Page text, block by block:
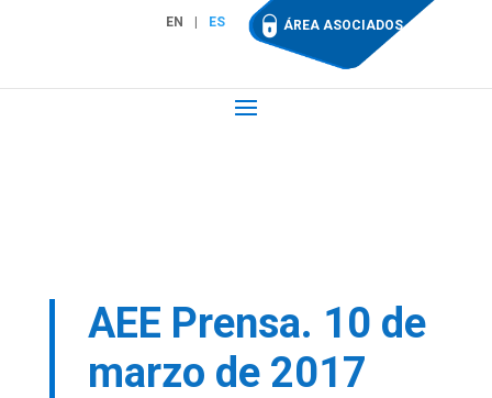
EN ES ÁREA ASOCIADOS
AEE Prensa. 10 de
marzo de 2017